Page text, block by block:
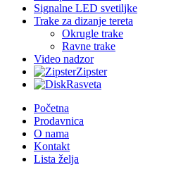
Signalne LED svetiljke
Trake za dizanje tereta
Okrugle trake
Ravne trake
Video nadzor
Zipster
Rasveta
Početna
Prodavnica
O nama
Kontakt
Lista želja